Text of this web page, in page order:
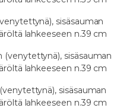
sisäsauman
lahkeeseen n.39 cm
sisäsauman
lahkeeseen n.39 cm
sisäsauman
lahkeeseen n.39 cm